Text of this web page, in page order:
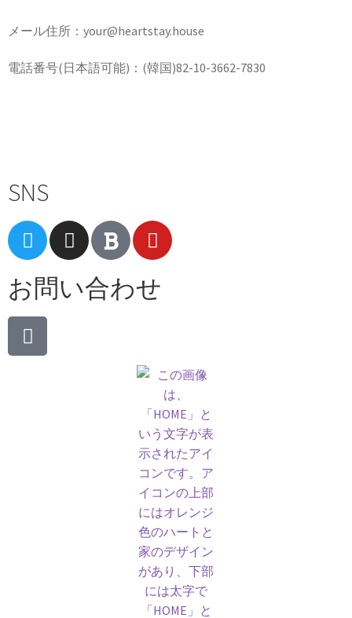
メール住所：your@heartstay.house
電話番号(日本語可能)：(韓国)82-10-3662-7830
SNS
お問い合わせ